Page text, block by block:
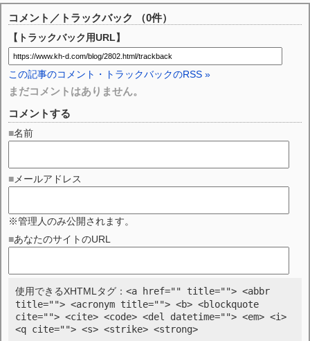
コメント／トラックバック （0件）
【トラックバック用URL】
この記事のコメント・トラックバックのRSS »
まだコメントはありません。
コメントする
■名前
■メールアドレス
※管理人のみ公開されます。
■あなたのサイトのURL
使用できるXHTMLタグ： <a href="" title=""> <abbr
title=""> <acronym title=""> <b> <blockquote
cite=""> <cite> <code> <del datetime=""> <em> <i>
<q cite=""> <s> <strike> <strong>